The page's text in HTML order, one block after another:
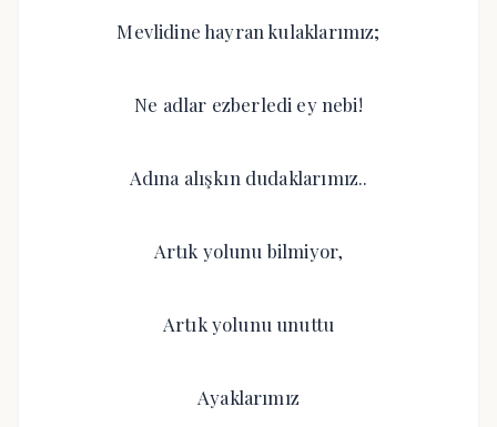
Mevlidine hayran kulaklarımız;
Ne adlar ezberledi ey nebi!
Adına alışkın dudaklarımız..
Artık yolunu bilmiyor,
Artık yolunu unuttu
Ayaklarımız